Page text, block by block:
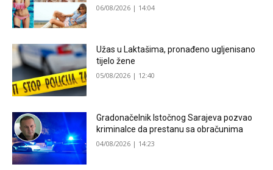
06/08/2026 | 14:04
Užas u Laktašima, pronađeno ugljenisano
tijelo žene
05/08/2026 | 12:40
Gradonačelnik Istočnog Sarajeva pozvao
kriminalce da prestanu sa obračunima
04/08/2026 | 14:23